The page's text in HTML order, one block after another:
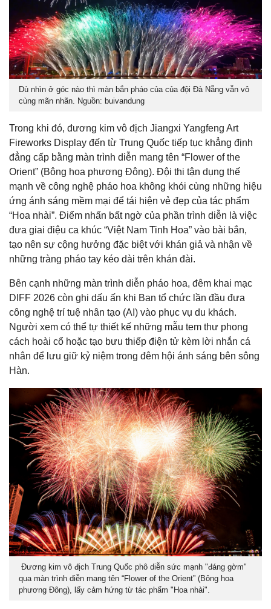
Dù nhìn ở góc nào thì màn bắn pháo của của đội Đà Nẵng vẫn vô
cùng mãn nhãn. Nguồn: buivandung
Trong khi đó, đương kim vô địch Jiangxi Yangfeng Art
Fireworks Display đến từ Trung Quốc tiếp tục khẳng định
đẳng cấp bằng màn trình diễn mang tên “Flower of the
Orient” (Bông hoa phương Đông). Đội thi tận dụng thế
mạnh về công nghệ pháo hoa không khói cùng những hiệu
ứng ánh sáng mềm mại để tái hiện vẻ đẹp của tác phẩm
“Hoa nhài”. Điểm nhấn bất ngờ của phần trình diễn là việc
đưa giai điệu ca khúc “Việt Nam Tinh Hoa” vào bài bắn,
tạo nên sự cộng hưởng đặc biệt với khán giả và nhận về
những tràng pháo tay kéo dài trên khán đài.
Bên cạnh những màn trình diễn pháo hoa, đêm khai mạc
DIFF 2026 còn ghi dấu ấn khi Ban tổ chức lần đầu đưa
công nghệ trí tuệ nhân tạo (AI) vào phục vụ du khách.
Người xem có thể tự thiết kế những mẫu tem thư phong
cách hoài cổ hoặc tạo bưu thiếp điện tử kèm lời nhắn cá
nhân để lưu giữ kỷ niệm trong đêm hội ánh sáng bên sông
Hàn.
Đương kim vô địch Trung Quốc phô diễn sức mạnh "đáng gờm"
qua màn trình diễn mang tên “Flower of the Orient” (Bông hoa
phương Đông), lấy cảm hứng từ tác phẩm "Hoa nhài".